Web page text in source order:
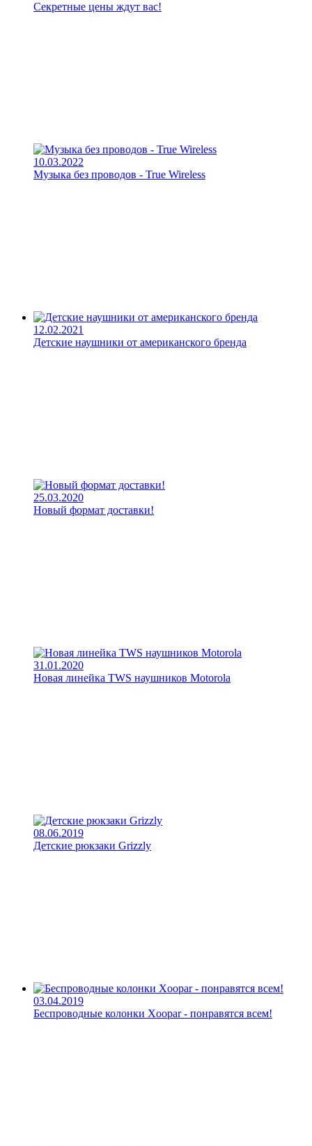
Секретные цены ждут вас!
10.03.2022
Музыка без проводов - True Wireless
12.02.2021
Детские наушники от американского бренда
25.03.2020
Новый формат доставки!
31.01.2020
Новая линейка TWS наушников Motorola
08.06.2019
Детские рюкзаки Grizzly
03.04.2019
Беспроводные колонки Xoopar - понравятся всем!